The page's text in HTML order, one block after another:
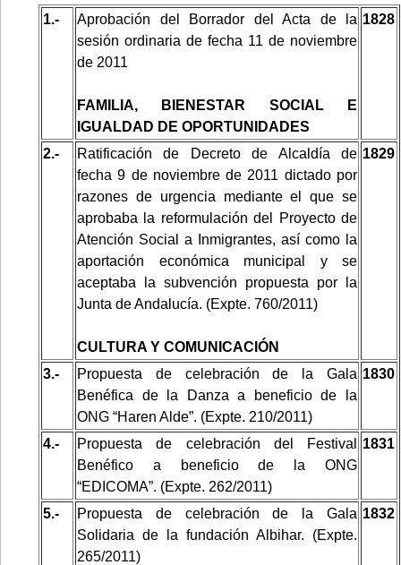
1.-
Aprobación del Borrador del Acta de la
sesión ordinaria de fecha 11 de noviembre
de 2011
FAMILIA, BIENESTAR SOCIAL E
IGUALDAD DE OPORTUNIDADES
1828
2.-
Ratificación de Decreto de Alcaldía de
fecha 9 de noviembre de 2011 dictado por
razones de urgencia mediante el que se
aprobaba la reformulación del Proyecto de
Atención Social a Inmigrantes, así como la
aportación económica municipal y se
aceptaba la subvención propuesta por la
Junta de Andalucía. (Expte. 760/2011)
CULTURA Y COMUNICACIÓN
1829
3.-
Propuesta de celebración de la Gala
Benéfica de la Danza a beneficio de la
ONG “Haren Alde”. (Expte. 210/2011)
1830
4.-
Propuesta de celebración del Festival
Benéfico a beneficio de la ONG
“EDICOMA”. (Expte. 262/2011)
1831
5.-
Propuesta de celebración de la Gala
Solidaria de la fundación Albihar. (Expte.
265/2011)
1832